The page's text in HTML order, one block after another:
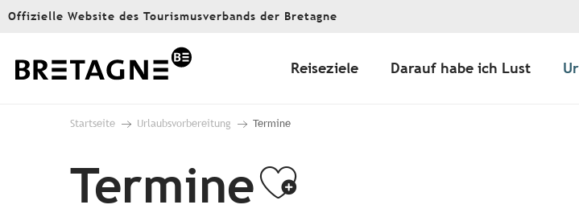
Aller
principal
Offizielle Website des Tourismusverbands der Bretagne
Reiseziele Darauf habe ich Lust
Startseite Urlaubsvorbereitung Termine
TermineAjouter aux